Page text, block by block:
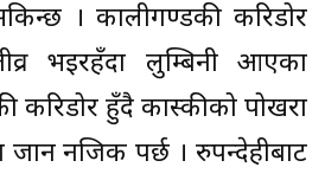
। कालीगण्डकी करिडोर
भइरहँदा लुम्बिनी आएका
करिडोर हुँदै कास्कीको पोखरा
जान नजिक पर्छ । रुपन्देहीबाट